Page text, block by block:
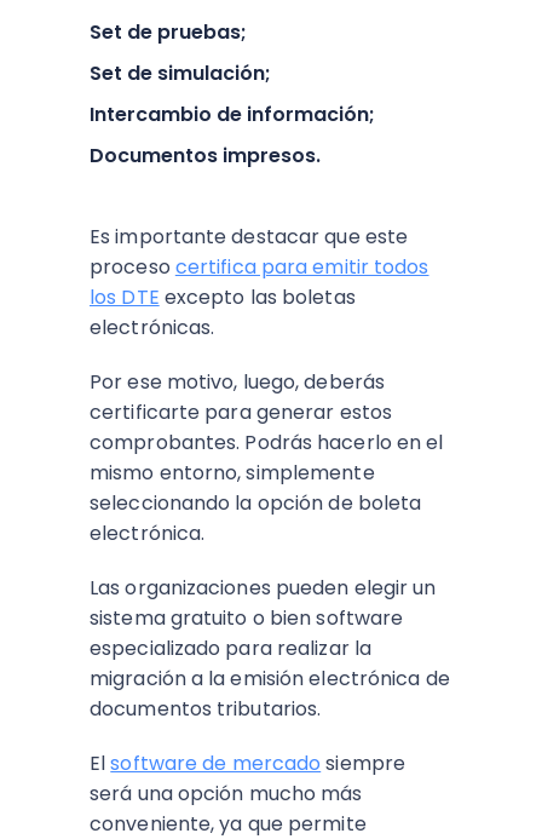
Set de pruebas;
Set de simulación;
Intercambio de información;
Documentos impresos.
Es importante destacar que este
proceso certifica para emitir todos
los DTE excepto las boletas
electrónicas.
Por ese motivo, luego, deberás
certificarte para generar estos
comprobantes. Podrás hacerlo en el
mismo entorno, simplemente
seleccionando la opción de boleta
electrónica.
Las organizaciones pueden elegir un
sistema gratuito o bien software
especializado para realizar la
migración a la emisión electrónica de
documentos tributarios.
Elsoftware de mercado siempre
será una opción mucho más
conveniente, ya que permite